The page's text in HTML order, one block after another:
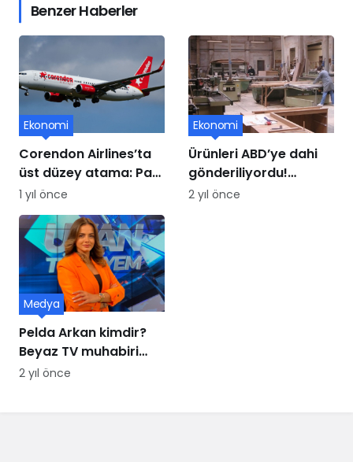
Benzer Haberler
Corendon Airlines’ta
üst düzey atama: Paul
Schwaiger yeni CCO
Ekonomi
1 yıl önce
Ürünleri ABD’ye dahi
gönderiliyordu!
Mobilya üssü iflasın
Ekonomi
2 yıl önce
Pelda Arkan kimdir?
Beyaz TV muhabiri
Pelda Arkan kaç
Medya
2 yıl önce